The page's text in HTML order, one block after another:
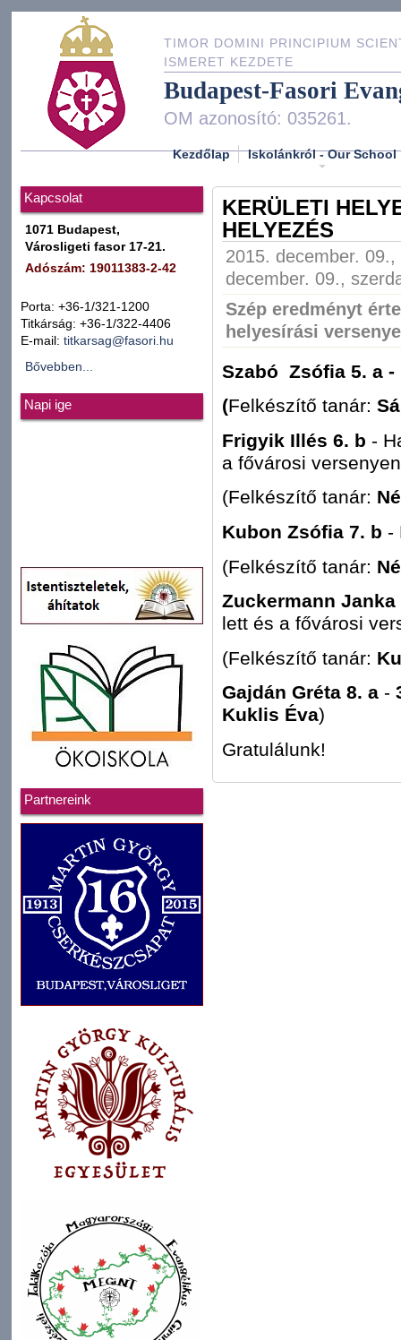
TIMOR DOMINI PRINCIPIUM
ISMERET KEZDETE
Budapest-Fasori
OM azonosító: 035261.
Kezdőlap Iskolánkról - Our School
Kapcsolat
1071 Budapest,
Városligeti fasor 17-21.
Adószám: 19011383-2-42
Porta: +36-1/321-1200
Titkárság: +36-1/322-4406
E-mail: titkarsag@fasori.hu
Bővebben...
Napi ige
Partnereink
KERÜLETI
HELYEZÉS
2015. december.
december. 09.,
Szép eredményt
helyesírási
Szabó Zsófia 5. a -
(Felkészítő tanár:
Frigyik Illés 6. b -
a fővárosi
(Felkészítő tanár:
Kubon Zsófia 7. b -
(Felkészítő tanár:
Zuckermann
lett és a fővárosi
(Felkészítő tanár:
Gajdán Gréta 8. a -
Kuklis Éva)
Gratulálunk!